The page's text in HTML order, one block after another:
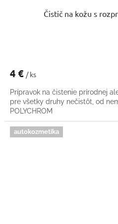
Čistič na kožu s
4 € / ks
Prípravok na čistenie prírodnej
pre všetky druhy nečistôt, od
POLYCHROM
autokozmetika